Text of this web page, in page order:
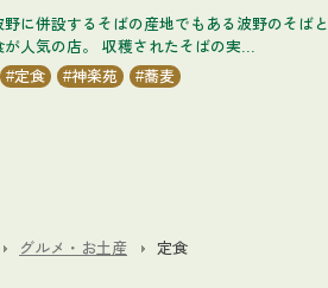
野に併設するそばの産地でもある波野のそばと
が人気の店。 収穫されたそばの実...
定食 神楽苑 蕎麦
グルメ・お土産 定食